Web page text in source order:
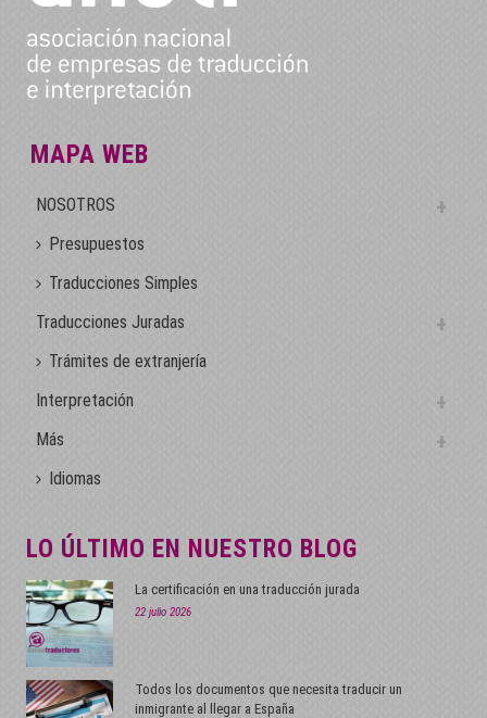
MAPA WEB
NOSOTROS
Presupuestos
Traducciones Simples
Traducciones Juradas
Trámites de extranjería
Interpretación
Más
Idiomas
LO ÚLTIMO EN NUESTRO BLOG
La certificación en una traducción jurada
22 julio 2026
Todos los documentos que necesita traducir un
inmigrante al llegar a España